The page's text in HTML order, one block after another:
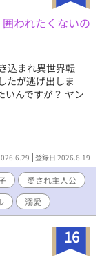
われたくないの
込まれ異世界転
たが逃げ出しま
いんですが？ ヤン
登録日 2026.6.19
愛され主人公
溺愛
16